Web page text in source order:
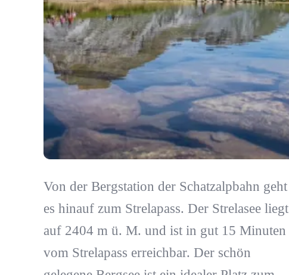
Von der Bergstation der Schatzalpbahn geht
es hinauf zum Strelapass. Der Strelasee liegt
auf 2404 m ü. M. und ist in gut 15 Minuten
vom Strelapass erreichbar. Der schön